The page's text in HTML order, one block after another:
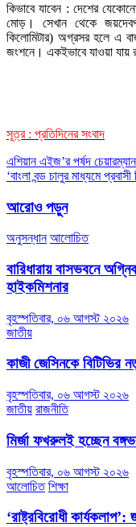
কিভাবে যাবেন : দেশের
মোড়। সেখান থেকে
কিলোমিটার) অগ্রসর হলে এ
জংশনে। একইভাবে যাওয়া যায়
সূত্র : প্রতিদিনের সংবাদ
Post
navigation
এশিয়ান এইজ’র পর্ষদ
‘বাংলা বন্ড চালুর মাধ্যমে
আরোও পড়ুন
অনুসন্ধান আলোচিত
বারিধারায় বাসভবনে
হাইকমিশনার
বৃহস্পতিবার, ০৬ আগস্ট ২০২৬
জাতীয়
কাজী জেসিনকে বিটিভির
বৃহস্পতিবার, ০৬ আগস্ট ২০২৬
জাতীয় রাজনীতি
মির্জা ফখরুলই হচ্ছেন
বৃহস্পতিবার, ০৬ আগস্ট ২০২৬
আলোচিত শিক্ষা
‘রাষ্ট্রবিরোধী